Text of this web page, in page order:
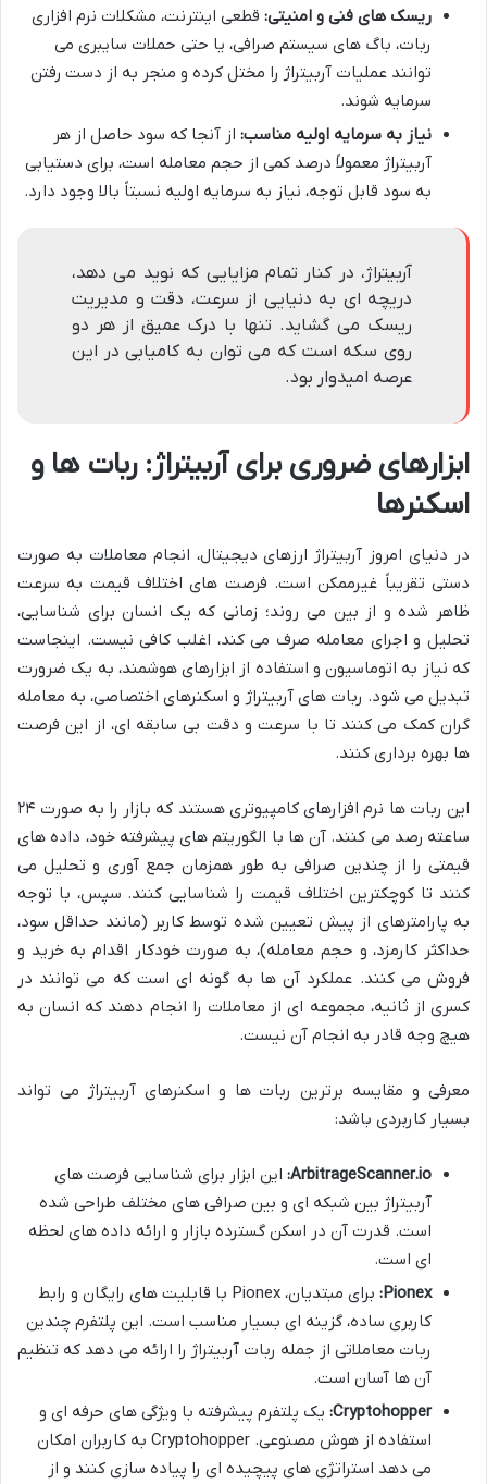
ریسک های فنی و امنیتی: قطعی اینترنت، مشکلات نرم افزاری
ربات، باگ های سیستم صرافی، یا حتی حملات سایبری می
توانند عملیات آربیتراژ را مختل کرده و منجر به از دست رفتن
سرمایه شوند.
نیاز به سرمایه اولیه مناسب: از آنجا که سود حاصل از هر
آربیتراژ معمولاً درصد کمی از حجم معامله است، برای دستیابی
به سود قابل توجه، نیاز به سرمایه اولیه نسبتاً بالا وجود دارد.
آربیتراژ، در کنار تمام مزایایی که نوید می دهد،
دریچه ای به دنیایی از سرعت، دقت و مدیریت
ریسک می گشاید. تنها با درک عمیق از هر دو
روی سکه است که می توان به کامیابی در این
عرصه امیدوار بود.
ابزارهای ضروری برای آربیتراژ: ربات ها و
اسکنرها
در دنیای امروز آربیتراژ ارزهای دیجیتال، انجام معاملات به صورت
دستی تقریباً غیرممکن است. فرصت های اختلاف قیمت به سرعت
ظاهر شده و از بین می روند؛ زمانی که یک انسان برای شناسایی،
تحلیل و اجرای معامله صرف می کند، اغلب کافی نیست. اینجاست
که نیاز به اتوماسیون و استفاده از ابزارهای هوشمند، به یک ضرورت
تبدیل می شود. ربات های آربیتراژ و اسکنرهای اختصاصی، به معامله
گران کمک می کنند تا با سرعت و دقت بی سابقه ای، از این فرصت
ها بهره برداری کنند.
این ربات ها نرم افزارهای کامپیوتری هستند که بازار را به صورت ۲۴
ساعته رصد می کنند. آن ها با الگوریتم های پیشرفته خود، داده های
قیمتی را از چندین صرافی به طور همزمان جمع آوری و تحلیل می
کنند تا کوچکترین اختلاف قیمت را شناسایی کنند. سپس، با توجه
به پارامترهای از پیش تعیین شده توسط کاربر (مانند حداقل سود،
حداکثر کارمزد، و حجم معامله)، به صورت خودکار اقدام به خرید و
فروش می کنند. عملکرد آن ها به گونه ای است که می توانند در
کسری از ثانیه، مجموعه ای از معاملات را انجام دهند که انسان به
هیچ وجه قادر به انجام آن نیست.
معرفی و مقایسه برترین ربات ها و اسکنرهای آربیتراژ می تواند
بسیار کاربردی باشد:
ArbitrageScanner.io: این ابزار برای شناسایی فرصت های
آربیتراژ بین شبکه ای و بین صرافی های مختلف طراحی شده
است. قدرت آن در اسکن گسترده بازار و ارائه داده های لحظه
ای است.
Pionex:
برای مبتدیان، Pionex با قابلیت های رایگان و رابط
کاربری ساده، گزینه ای بسیار مناسب است. این پلتفرم چندین
ربات معاملاتی از جمله ربات آربیتراژ را ارائه می دهد که تنظیم
آن ها آسان است.
Cryptohopper: یک پلتفرم پیشرفته با ویژگی های حرفه ای و
استفاده از هوش مصنوعی. Cryptohopper به کاربران امکان
می دهد استراتژی های پیچیده ای را پیاده سازی کنند و از